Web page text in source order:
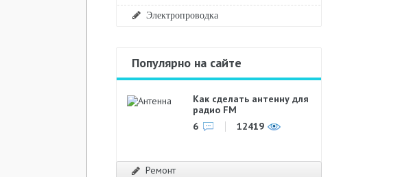
Электропроводка
Популярно на сайте
Как сделать антенну для
радио FM
6
12419
Ремонт